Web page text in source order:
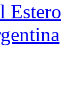
Estero